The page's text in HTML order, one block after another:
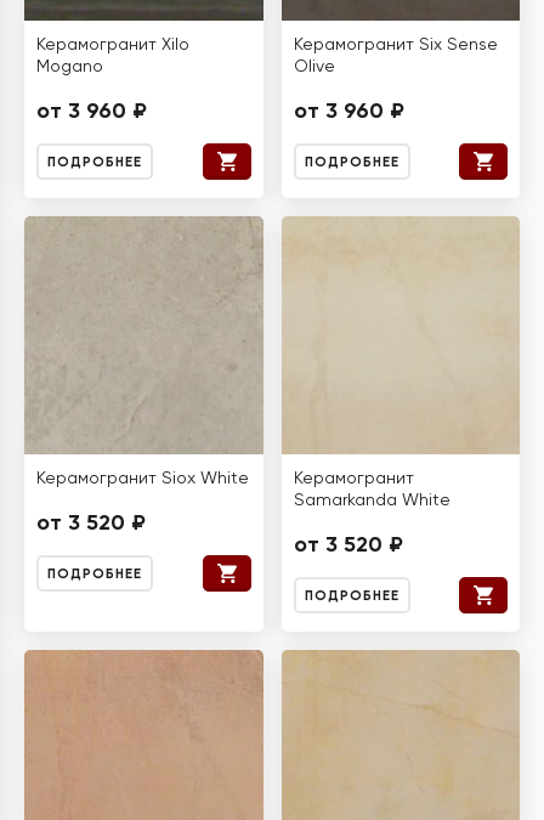
Керамогранит Xilo
Mogano
от 3 960 ₽
ПОДРОБНЕЕ
Керамогранит Six Sense
Olive
от 3 960 ₽
ПОДРОБНЕЕ
Керамогранит Siox White
от 3 520 ₽
ПОДРОБНЕЕ
Керамогранит
Samarkanda White
от 3 520 ₽
ПОДРОБНЕЕ